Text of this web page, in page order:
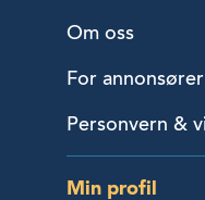
Om oss
For annonsører
Personvern &
Min profil